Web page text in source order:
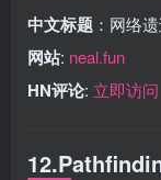
中文标题 ：网络
网站: neal.fun
HN评论: 立即访问